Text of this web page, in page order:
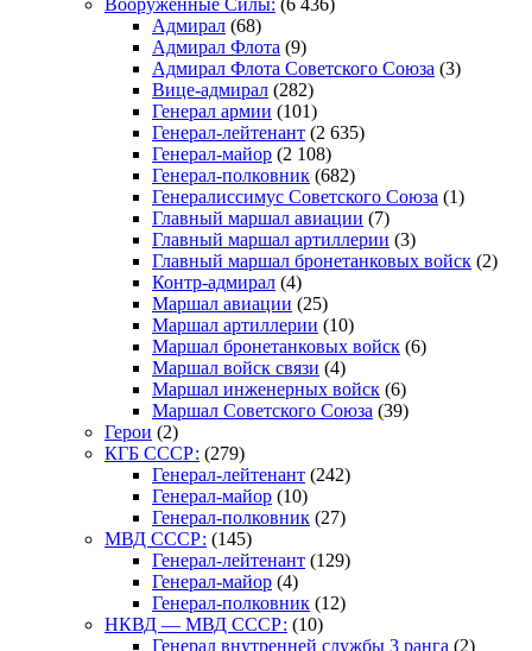
Адмирал (68)
Адмирал Флота (9)
Адмирал Флота Советского Союза (3)
Вице-адмирал (282)
Генерал армии (101)
Генерал-лейтенант (2 635)
Генерал-майор (2 108)
Генерал-полковник (682)
Генералиссимус Советского Союза (1)
Главный маршал авиации (7)
Главный маршал артиллерии (3)
Главный маршал бронетанковых войск (2)
Контр-адмирал (4)
Маршал авиации (25)
Маршал артиллерии (10)
Маршал бронетанковых войск (6)
Маршал войск связи (4)
Маршал инженерных войск (6)
Маршал Советского Союза (39)
Герои (2)
КГБ СССР: (279)
Генерал-лейтенант (242)
Генерал-майор (10)
Генерал-полковник (27)
МВД СССР: (145)
Генерал-лейтенант (129)
Генерал-майор (4)
Генерал-полковник (12)
НКВД — МВД СССР: (10)
Генерал внутренней службы 3 ранга (2)